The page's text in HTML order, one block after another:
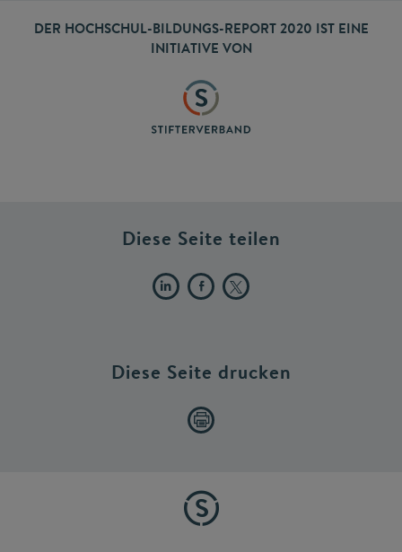
DER HOCHSCHUL-BILDUNGS-REPORT 2020 IST EINE
INITIATIVE VON
Diese Seite teilen
Diese Seite drucken